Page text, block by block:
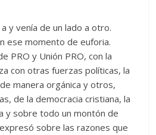
y venía de un lado a otro.
ese momento de euforia.
PRO y Unión PRO, con la
con otras fuerzas políticas, la
de manera orgánica y otros,
de la democracia cristiana, la
y sobre todo un montón de
sobre las razones que